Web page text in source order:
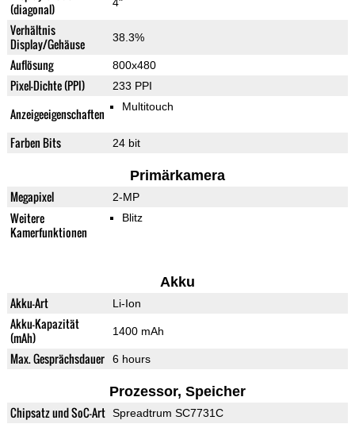
(diagonal)
Verhältnis
Display/Gehäuse
38.3%
Auflösung 800x480
Pixel-Dichte (PPI) 233 PPI
Anzeigeeigenschaften Multitouch
Farben Bits 24 bit
Primärkamera
Megapixel 2-MP
Weitere
Kamerfunktionen
Blitz
Akku
Akku-Art Li-Ion
Akku-Kapazität
(mAh)
1400 mAh
Max. Gesprächsdauer 6 hours
Prozessor, Speicher
Chipsatz und SoC-Art Spreadtrum SC7731C